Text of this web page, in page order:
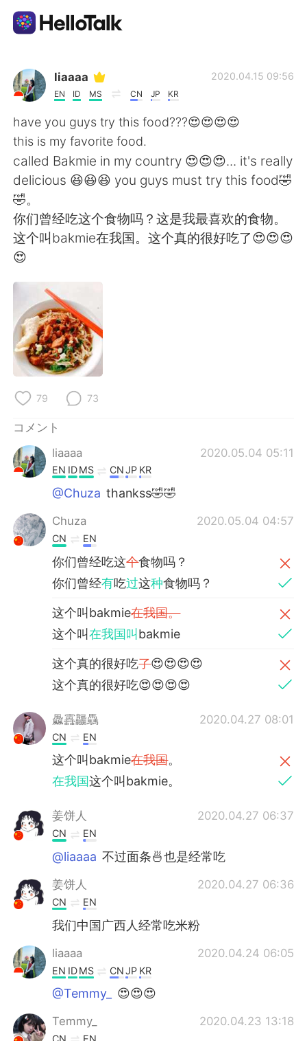
語学交換アプリ
AI Grammar Checker
日本語
繁體中文 Español
Deutsch
Русский
Indonesia
Português
liaaaa
EN ID MS CN JP KR
2020.04.15 09:56
have you guys try this food???😍😍😍😍
this is my favorite food.
called Bakmie in my country 😍😍😍... it's really
delicious 😆😆😆 you guys must try this food🤣
🤣。
你们曾经吃这个食物吗？这是我最喜欢的食物。
这个叫bakmie在我国。这个真的很好吃了😍😍😍
😍
79 73
コメント
liaaaa
2020.05.04 05:11
EN IDMS CN JP KR
@Chuza thankss🤣🤣
Chuza 2020.05.04 04:57
CN EN
你们曾经吃这个食物吗？
你们曾经有吃过这种食物吗？
这个叫bakmie在我国。
这个叫在我国叫bakmie
这个真的很好吃了😍😍😍😍
这个真的很好吃😍😍😍😍
飍靐龘驫 2020.04.27 08:01
CN EN
这个叫bakmie在我国。
在我国这个叫bakmie。
姜饼人 2020.04.27 06:37
CN EN
@liaaaa 不过面条🍜也是经常吃
姜饼人 2020.04.27 06:36
CN EN
我们中国广西人经常吃米粉
liaaaa 2020.04.24 06:05
EN IDMS CN JP KR
@Temmy_ 😍😍😍
Temmy_ 2020.04.23 13:18